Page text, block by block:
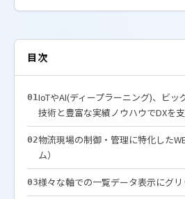
目次
01IoTやAI(ディープラーニング)、ビ
技術と豊富な実績ノウハウでDXを
02物流現場の制御・管理に特化した
ム）
03様々な軸での一覧データ表示にグ